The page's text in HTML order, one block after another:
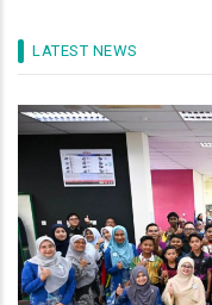
LATEST NEWS